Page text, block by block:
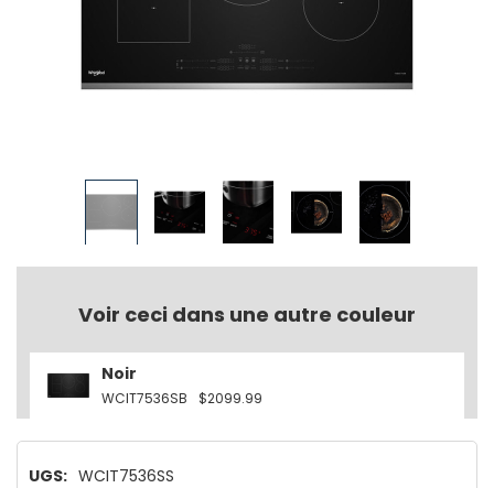
Voir ceci dans une autre couleur
Noir
WCIT7536SB $2099.99
UGS: WCIT7536SS